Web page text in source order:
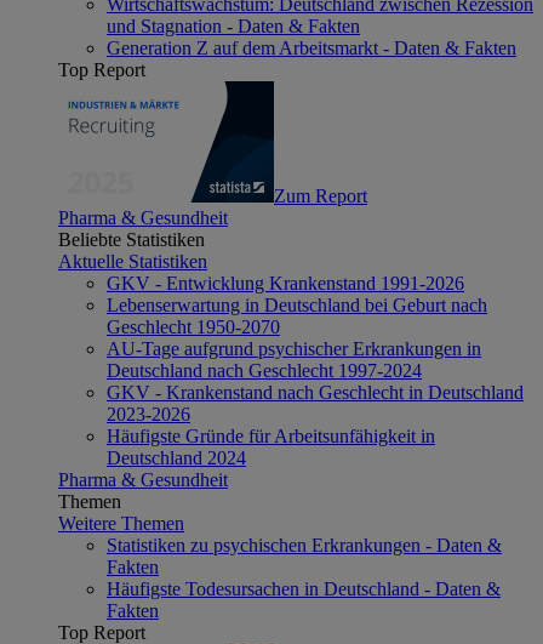
und Stagnation - Daten & Fakten
Generation Z auf dem Arbeitsmarkt - Daten & Fakten
Top Report
Zum Report
Pharma & Gesundheit
Beliebte Statistiken
Aktuelle Statistiken
GKV - Entwicklung Krankenstand 1991-2026
Lebenserwartung in Deutschland bei Geburt nach
Geschlecht 1950-2070
AU-Tage aufgrund psychischer Erkrankungen in
Deutschland nach Geschlecht 1997-2024
GKV - Krankenstand nach Geschlecht in Deutschland
2023-2026
Häufigste Gründe für Arbeitsunfähigkeit in
Deutschland 2024
Pharma & Gesundheit
Themen
Weitere Themen
Statistiken zu psychischen Erkrankungen - Daten &
Fakten
Häufigste Todesursachen in Deutschland - Daten &
Fakten
Top Report